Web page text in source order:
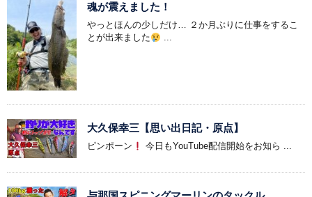
魂が震えました！
やっとほんの少しだけ… ２か月ぶりに仕事をするこ
とが出来ました
...
大久保幸三【思い出日記・原点】
ピンポーン 今日もYouTube配信開始をお知ら ...